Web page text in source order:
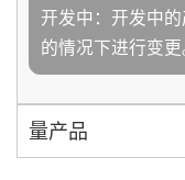
开发中：开发中
的情况下进行变更
量产品